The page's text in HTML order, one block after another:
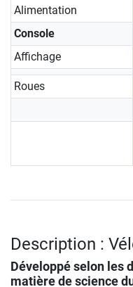
Alimentation
Console
Affichage
Roues
Description :
Développé selon les
matière de science